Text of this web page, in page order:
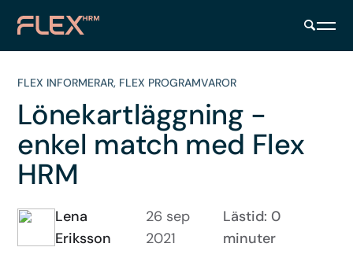
FLEX INFORMERAR, FLEX PROGRAMVAROR
Lönekartläggning -
enkel match med Flex
HRM
Lena
Eriksson
26 sep
2021
Lästid: 0
minuter